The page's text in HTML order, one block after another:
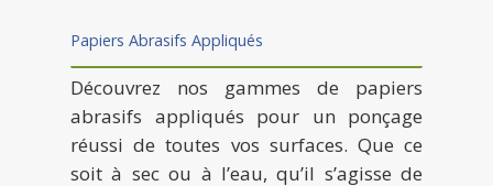
Papiers Abrasifs Appliqués
Découvrez nos gammes de papiers
abrasifs appliqués pour un ponçage
réussi de toutes vos surfaces. Que ce
soit à sec ou à l’eau, qu’il s’agisse de